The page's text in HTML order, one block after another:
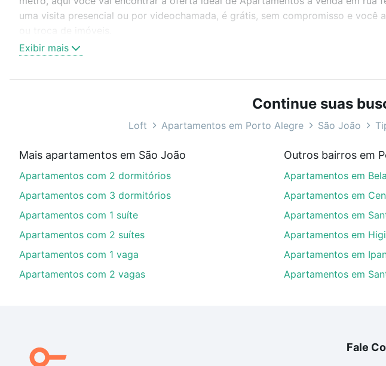
uma visita presencial ou por videochamada, é grátis, sem compromisso e
Como escolher um imóvel?
Use barra de busca no topo para pesquisar por ruas, bairros e até
ou sem vaga de garagem para combinar perfeitamente com o preço,
Apartamentos à venda em rua felicissimo de azevedo - São João, Porto
Aqui na Loft temos a oferta ideal para você, com Apartamentos à venda em
com nossas opções de financiamento imobiliário as parcelas podem se
compra, veja em nosso portal quanto custa comprar um apartamento e conte
Exibir mais
Continue suas
Loft Apartamentos em Porto Alegre São João
Mais apartamentos em São João
Apartamentos com 2 dormitórios
Apartamentos com 3 dormitórios
Apartamentos com 1 suíte
Apartamentos com 2 suítes
Apartamentos com 1 vaga
Apartamentos com 2 vagas
Outros bairros em
Apartamentos em
Apartamentos em
Apartamentos em
Apartamentos em
Apartamentos em
Apartamentos em
Fale